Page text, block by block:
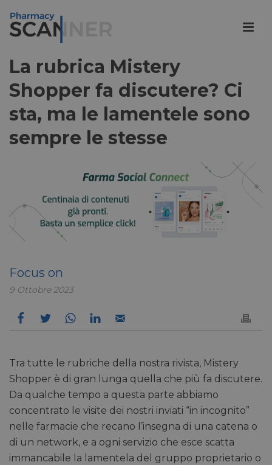
La rubrica Mistery
Shopper fa discutere? Ci
sta, ma le lamentele sono
sempre le stesse
Focus on
9 Ottobre 2023
Tra tutte le rubriche della nostra rivista, Mistery
Shopper è di gran lunga quella che più fa discutere.
Da qualche tempo a questa parte abbiamo
concentrato le visite dei nostri inviati “in incognito”
nelle farmacie che recano l’insegna di una catena o
di un network, e a ogni servizio che esce scatta
immancabile la lamentela del gruppo proprietario o